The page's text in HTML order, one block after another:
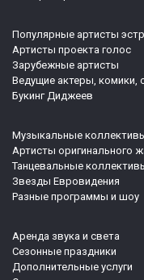
Популярные артисты
Артисты проекта голос
Зарубежные артисты
Ведущие актеры, комики,
Букинг Диджеев
Музыкальные
Артисты оригинального
Танцевальные
Звезды Евровидения
Разные программы и шоу
Аренда звука и света
Сезонные праздники
Дополнительные услуги